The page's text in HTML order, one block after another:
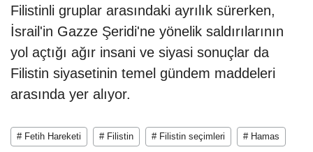
Filistinli gruplar arasındaki ayrılık sürerken,
İsrail'in Gazze Şeridi'ne yönelik saldırılarının
yol açtığı ağır insani ve siyasi sonuçlar da
Filistin siyasetinin temel gündem maddeleri
arasında yer alıyor.
# Fetih Hareketi # Filistin # Filistin seçimleri # Hamas